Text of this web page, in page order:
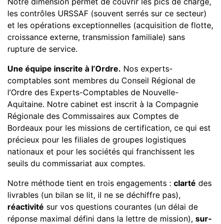
les contrôles URSSAF (souvent serrés sur ce secteur)
et les opérations exceptionnelles (acquisition de flotte,
croissance externe, transmission familiale) sans
rupture de service.
Une équipe inscrite à l’Ordre. Nos experts-
comptables sont membres du Conseil Régional de
l’Ordre des Experts-Comptables de Nouvelle-
Aquitaine. Notre cabinet est inscrit à la Compagnie
Régionale des Commissaires aux Comptes de
Bordeaux pour les missions de certification, ce qui est
précieux pour les filiales de groupes logistiques
nationaux et pour les sociétés qui franchissent les
seuils du commissariat aux comptes.
Notre méthode tient en trois engagements : clarté des
livrables (un bilan se lit, il ne se déchiffre pas),
réactivité sur vos questions courantes (un délai de
réponse maximal défini dans la lettre de mission), sur-